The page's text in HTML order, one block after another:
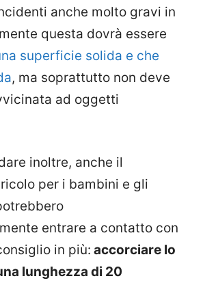
anche molto gravi in
questa dovrà essere
superficie solida e che
, ma soprattutto non deve
ad oggetti
inoltre, anche il
per i bambini e gli
entrare a contatto con
in più: accorciare lo
lunghezza di 20